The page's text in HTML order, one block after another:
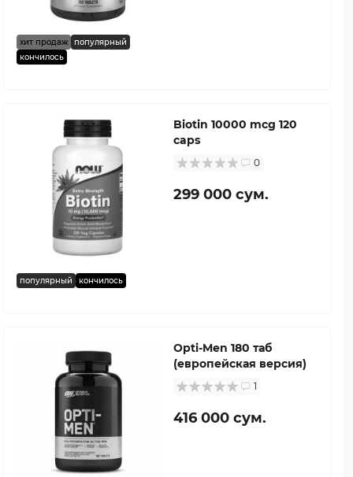
хит продаж
популярный
кончилось
популярный кончилось
Biotin 10000 mcg 120
caps
0
299 000 сум.
Opti-Men 180 таб
(европейская версия)
1
416 000 сум.